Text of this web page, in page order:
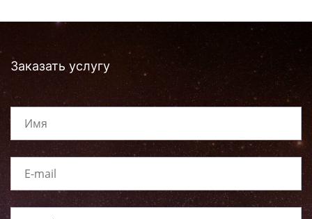
Заказать услугу